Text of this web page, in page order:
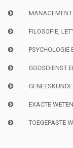
MANAGEMENT
FILOSOFIE,
PSYCHOLOGIE
GODSDIENST
GENEESKUNDE
EXACTE
TOEGEPASTE